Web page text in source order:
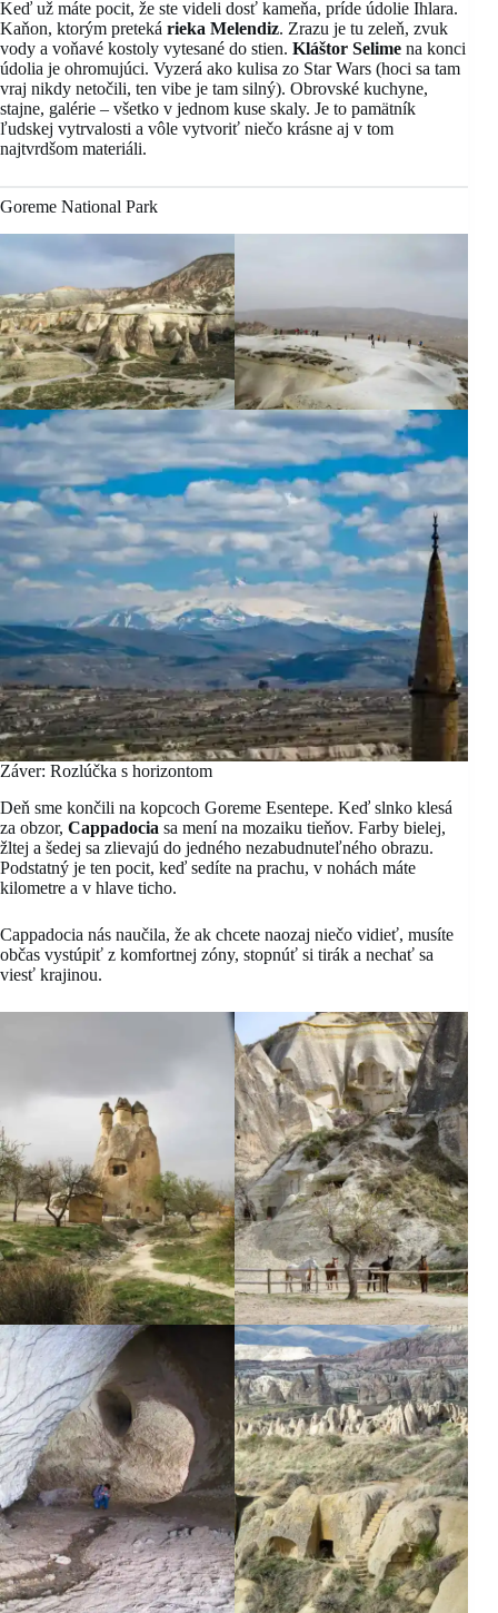
Keď už máte pocit, že ste videli dosť kameňa, príde údolie Ihlara.
Kaňon, ktorým preteká rieka Melendiz. Zrazu je tu zeleň, zvuk
vody a voňavé kostoly vytesané do stien. Kláštor Selime na konci
údolia je ohromujúci. Vyzerá ako kulisa zo Star Wars (hoci sa tam
vraj nikdy netočili, ten vibe je tam silný). Obrovské kuchyne,
stajne, galérie – všetko v jednom kuse skaly. Je to pamätník
ľudskej vytrvalosti a vôle vytvoriť niečo krásne aj v tom
najtvrdšom materiáli.
Goreme National Park
Záver: Rozlúčka s horizontom
Deň sme končili na kopcoch Goreme Esentepe. Keď slnko klesá
za obzor, Cappadocia sa mení na mozaiku tieňov. Farby bielej,
žltej a šedej sa zlievajú do jedného nezabudnuteľného obrazu.
Podstatný je ten pocit, keď sedíte na prachu, v nohách máte
kilometre a v hlave ticho.
Cappadocia nás naučila, že ak chcete naozaj niečo vidieť, musíte
občas vystúpiť z komfortnej zóny, stopnúť si tirák a nechať sa
viesť krajinou.